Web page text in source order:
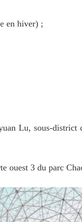
en hiver) ;
Lu, sous-
ouest 3 du parc